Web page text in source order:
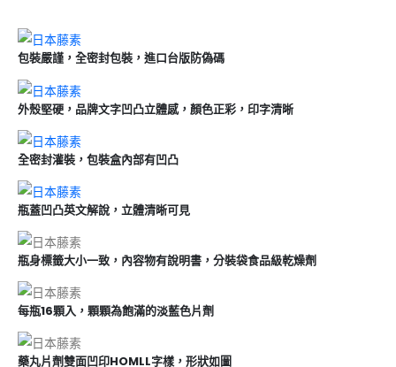
包裝嚴謹，全密封包裝，進口台版防偽碼
外殼堅硬，品牌文字凹凸立體感，顏色正彩，印字清晰
全密封灌裝，包裝盒內部有凹凸
瓶蓋凹凸英文解說，立體清晰可見
瓶身標籤大小一致，內容物有說明書，分裝袋食品級乾燥劑
每瓶16顆入，顆顆為飽滿的淡藍色片劑
藥丸片劑雙面凹印HOMLL字樣，形狀如圖